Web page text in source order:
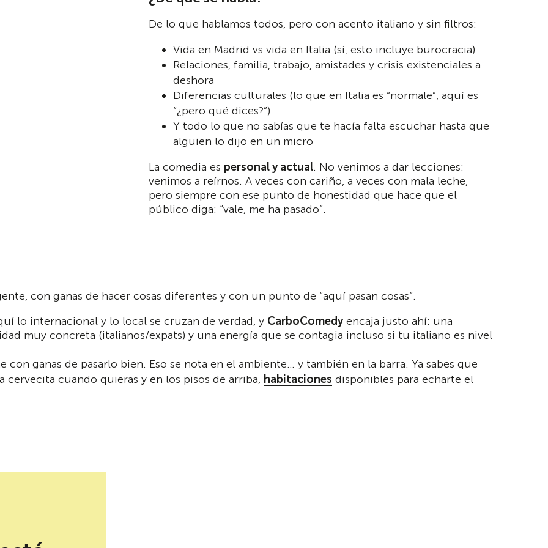
De lo que hablamos todos, pero con acento italiano y sin filtros:
Vida en Madrid vs vida en Italia (sí, esto incluye burocracia)
Relaciones, familia, trabajo, amistades y crisis existenciales a
deshora
Diferencias culturales (lo que en Italia es “normale”, aquí es
“¿pero qué dices?”)
Y todo lo que no sabías que te hacía falta escuchar hasta que
alguien lo dijo en un micro
La comedia es personal y actual. No venimos a dar lecciones:
venimos a reírnos. A veces con cariño, a veces con mala leche,
pero siempre con ese punto de honestidad que hace que el
público diga: “vale, me ha pasado”.
con ganas de hacer cosas diferentes y con un punto de “aquí pasan cosas”.
lo internacional y lo local se cruzan de verdad, y CarboComedyencaja justo ahí: una
muy concreta (italianos/expats) y una energía que se contagia incluso si tu italiano es nivel
ganas de pasarlo bien. Eso se nota en el ambiente… y también en la barra. Ya sabes que
cervecita cuando quieras y en los pisos de arriba, habitaciones disponibles para echarte el